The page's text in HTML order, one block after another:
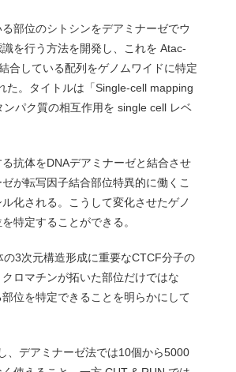
部位のシトシンをデアミナーゼでウ
を行う方法を開発し、これを Atac-
合している配列をゲノムワイドに特定
た。タイトルは「Single-cell mapping
パク質の相互作用を single cell レベ
抗体をDNAデアミナーゼと結合させ
が転写因子結合部位特異的に働くこ
化される。こうして変化させたゲノ
特定することができる。
3次元構造形成に重要なCTCF分子の
ロマチンが拓いた部位だけではな
位を特定できることを明らかにして
、デアミナーゼ法では10個から5000